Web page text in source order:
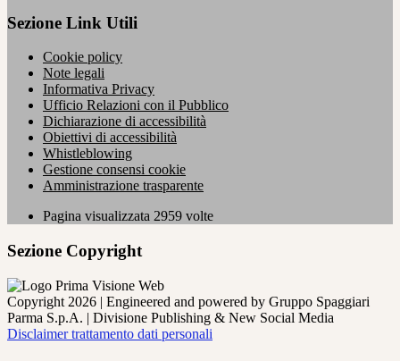
Sezione Link Utili
Cookie policy
Note legali
Informativa Privacy
Ufficio Relazioni con il Pubblico
Dichiarazione di accessibilità
Obiettivi di accessibilità
Whistleblowing
Gestione consensi cookie
Amministrazione trasparente
Pagina visualizzata 2959 volte
Sezione Copyright
Copyright 2026 | Engineered and powered by Gruppo Spaggiari
Parma S.p.A. | Divisione Publishing & New Social Media
Disclaimer trattamento dati personali